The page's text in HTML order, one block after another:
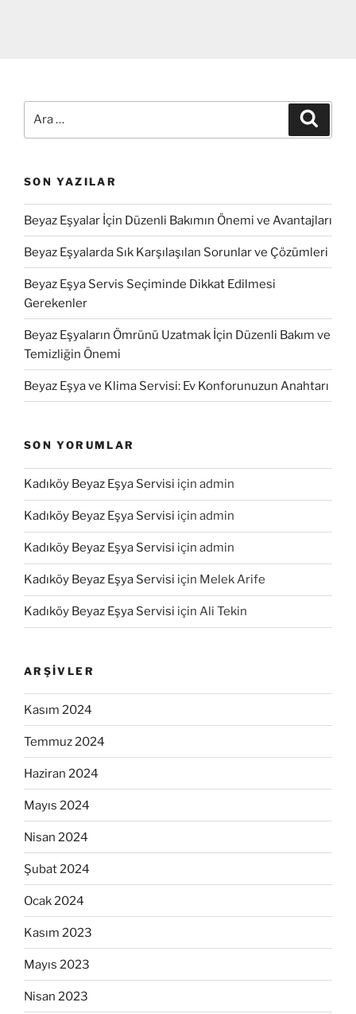
SON YAZILAR
Beyaz Eşyalar İçin Düzenli Bakımın Önemi ve Avantajları
Beyaz Eşyalarda Sık Karşılaşılan Sorunlar ve Çözümleri
Beyaz Eşya Servis Seçiminde Dikkat Edilmesi
Gerekenler
Beyaz Eşyaların Ömrünü Uzatmak İçin Düzenli Bakım ve
Temizliğin Önemi
Beyaz Eşya ve Klima Servisi: Ev Konforunuzun Anahtarı
SON YORUMLAR
Kadıköy Beyaz Eşya Servisi için admin
Kadıköy Beyaz Eşya Servisi için admin
Kadıköy Beyaz Eşya Servisi için admin
Kadıköy Beyaz Eşya Servisi için Melek Arife
Kadıköy Beyaz Eşya Servisi için Ali Tekin
ARŞIVLER
Kasım 2024
Temmuz 2024
Haziran 2024
Mayıs 2024
Nisan 2024
Şubat 2024
Ocak 2024
Kasım 2023
Mayıs 2023
Nisan 2023